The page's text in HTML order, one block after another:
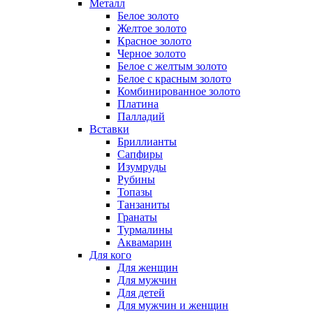
Металл
Белое золото
Желтое золото
Красное золото
Черное золото
Белое с желтым золото
Белое с красным золото
Комбинированное золото
Платина
Палладий
Вставки
Бриллианты
Сапфиры
Изумруды
Рубины
Топазы
Танзаниты
Гранаты
Турмалины
Аквамарин
Для кого
Для женщин
Для мужчин
Для детей
Для мужчин и женщин